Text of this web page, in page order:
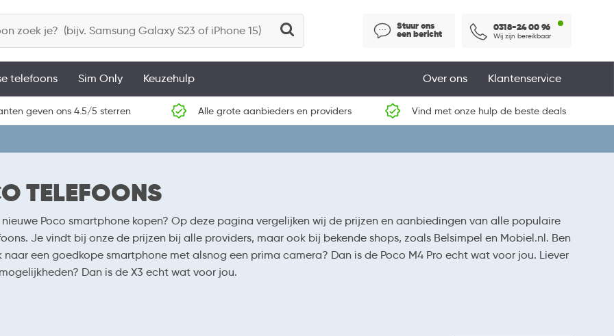
Stuur ons
een bericht
0318-24 00 96
Wij zijn bereikbaar
telefoons Sim Only Keuzehulp Klantenservice
Over ons
geven ons 4.5/5 sterren Alle grote aanbieders en providers Vind met onze hulp de beste deals
TELEFOONS
Poco smartphone kopen? Op deze pagina vergelijken wij de prijzen en aanbiedingen van alle populaire
Je vindt bij onze de prijzen bij alle providers, maar ook bij bekende shops, zoals Belsimpel en Mobiel.nl. Ben
naar een goedkope smartphone met alsnog een prima camera? Dan is de Poco M4 Pro echt wat voor jou. Liever
Dan is de X3 echt wat voor jou.